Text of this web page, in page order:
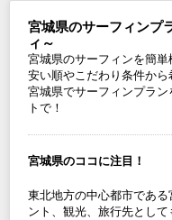
宮城県のサーフィンプ
ィ～
宮城県のサーフィンを簡単
安い順やこだわり条件から
宮城県でサーフィンプラ
トで！
宮城県のココに注目！
東北地方の中心都市であ
ント、観光、旅行先として